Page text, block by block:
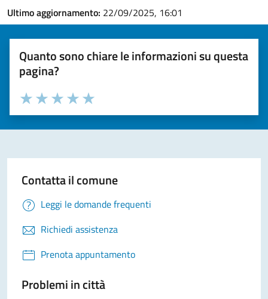
Ultimo aggiornamento: 22/09/2025, 16:01
Quanto sono chiare le informazioni su questa
pagina?
Valuta la chiarezza delle informazioni (da 1 a 5 stelle)
Seleziona il numero di stelle per valutare la chiarezza delle
Valuta 5 stelle su 5
Valuta 4 stelle su 5
Valuta 3 stelle su 5
Valuta 2 stelle su 5
Valuta 1 stelle su 5
Contatta il comune
Leggi le domande frequenti
Richiedi assistenza
Prenota appuntamento
Problemi in città